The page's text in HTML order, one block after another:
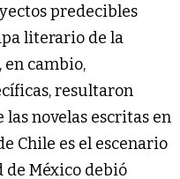
predecibles
literario de la
en cambio,
resultaron
las novelas escritas en
Chile es el escenario
México debió